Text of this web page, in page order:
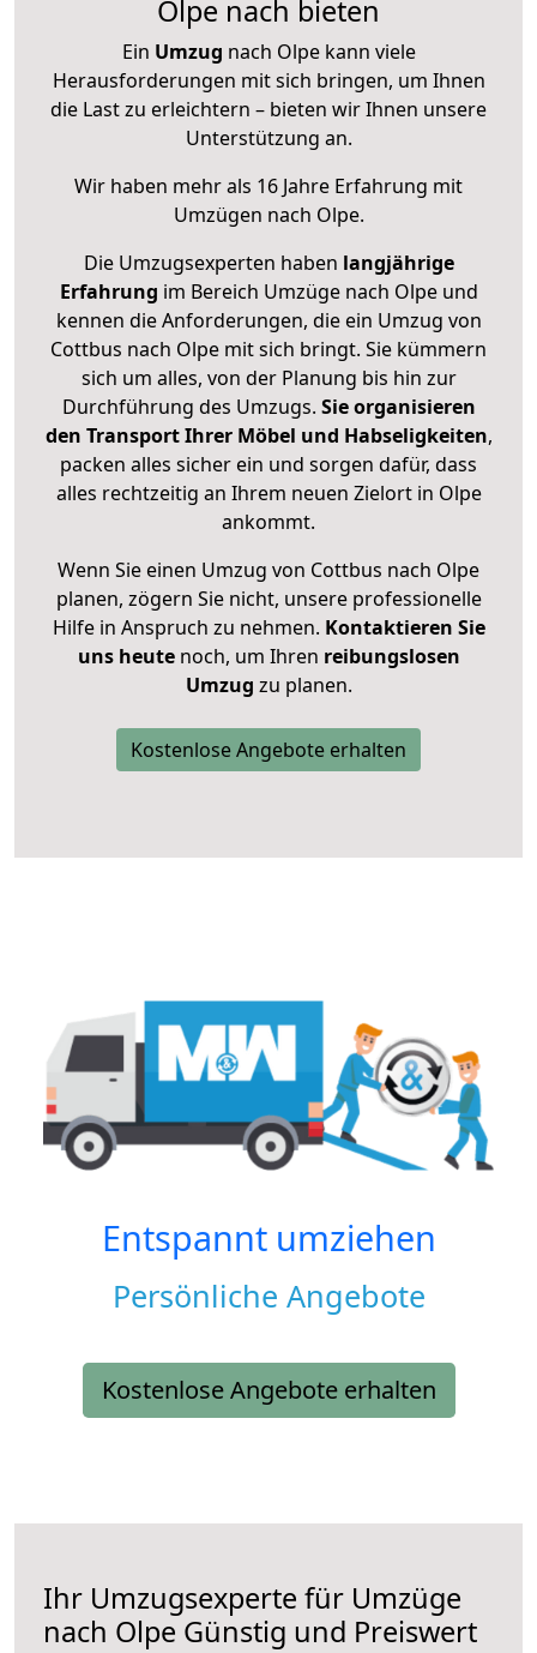
Olpe nach bieten
Ein Umzug nach Olpe kann viele
Herausforderungen mit sich bringen, um Ihnen
die Last zu erleichtern – bieten wir Ihnen unsere
Unterstützung an.
Wir haben mehr als 16 Jahre Erfahrung mit
Umzügen nach Olpe.
Die Umzugsexperten haben langjährige
Erfahrung im Bereich Umzüge nach Olpe und
kennen die Anforderungen, die ein Umzug von
Cottbus nach Olpe mit sich bringt. Sie kümmern
sich um alles, von der Planung bis hin zur
Durchführung des Umzugs. Sie organisieren
den Transport Ihrer Möbel und Habseligkeiten,
packen alles sicher ein und sorgen dafür, dass
alles rechtzeitig an Ihrem neuen Zielort in Olpe
ankommt.
Wenn Sie einen Umzug von Cottbus nach Olpe
planen, zögern Sie nicht, unsere professionelle
Hilfe in Anspruch zu nehmen. Kontaktieren Sie
uns heutenoch, um Ihren reibungslosen
Umzug zu planen.
Kostenlose Angebote erhalten
Entspannt umziehen
Persönliche Angebote
Kostenlose Angebote erhalten
Ihr Umzugsexperte für Umzüge
nach Olpe Günstig und Preiswert